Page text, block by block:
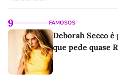
9 FAMOSOS
Deborah Secco
que pede quase